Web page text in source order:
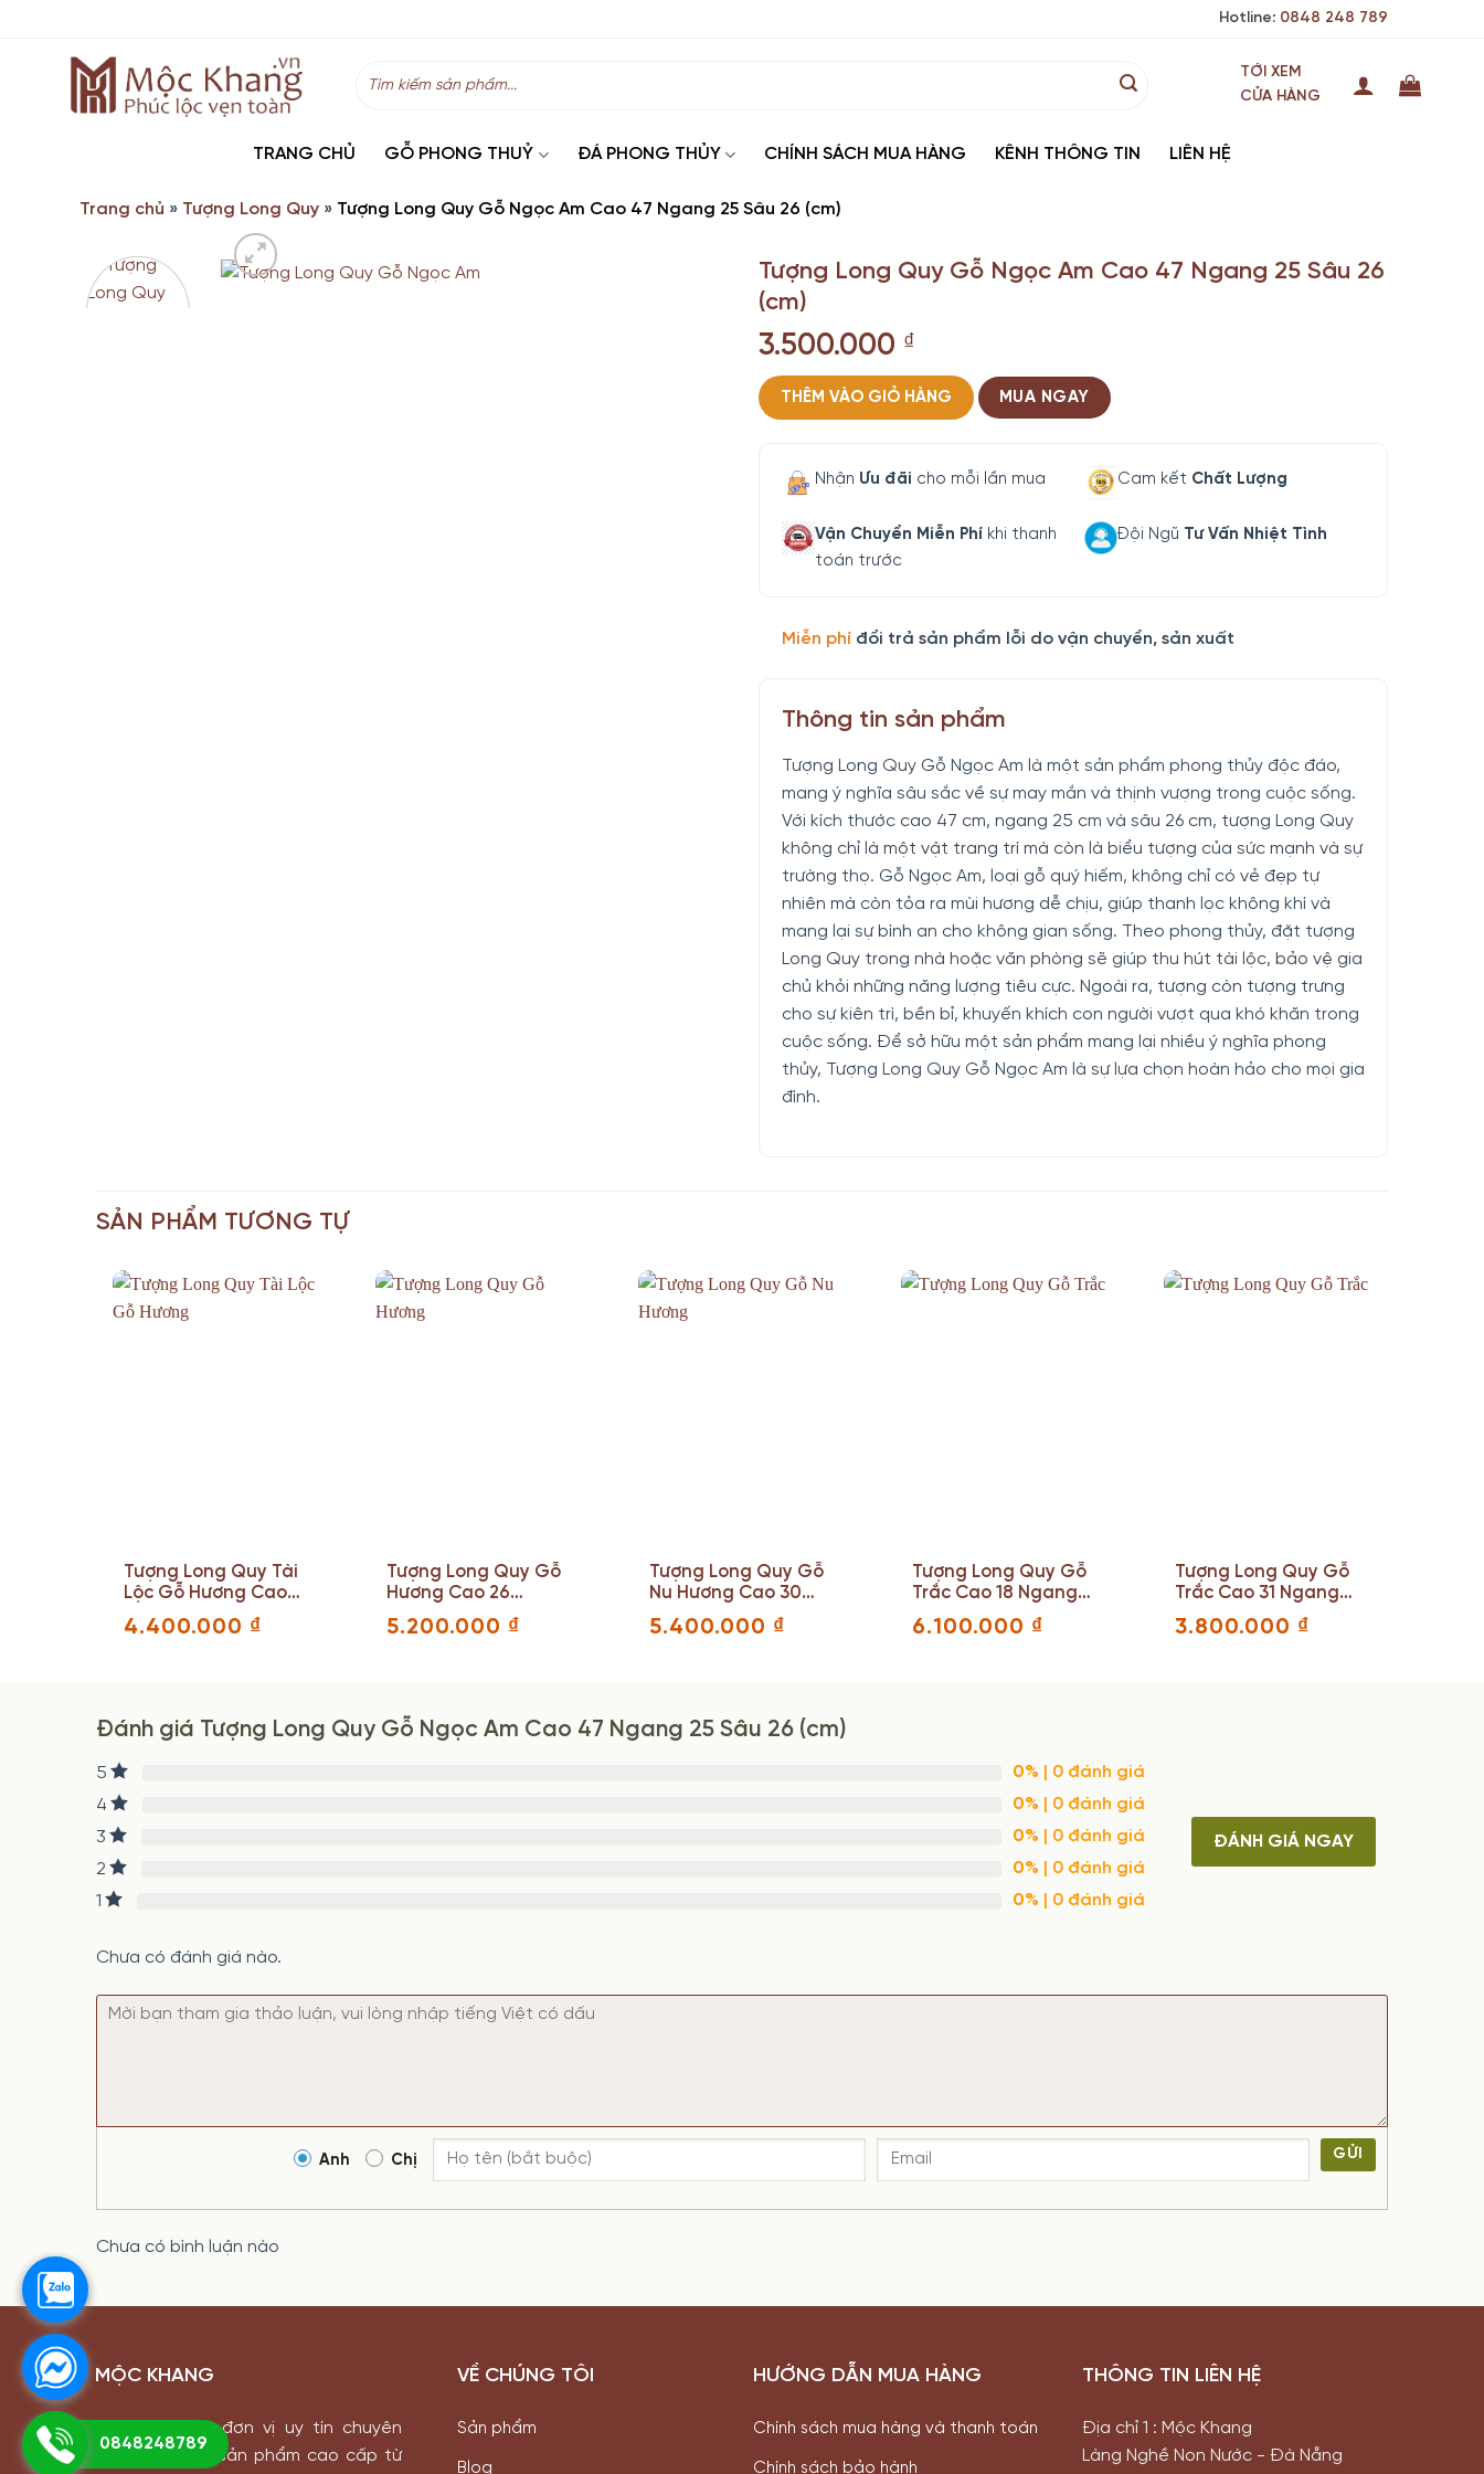
Hotline: 0848 248 789
kiếm:
TỚI XEM
CỬA HÀNG
TRANG CHỦ GỖ PHONG THUỶ ĐÁ PHONG THỦY CHÍNH SÁCH MUA HÀNG KÊNH THÔNG TIN LIÊN HỆ
Trang chủ » Tượng Long Quy » Tượng Long Quy Gỗ Ngọc Am Cao 47 Ngang 25 Sâu 26 (cm)
Tượng Long Quy Gỗ Ngọc Am Cao 47 Ngang 25 Sâu 26
(cm)
3.500.000 ₫
THÊM VÀO GIỎ HÀNG MUA NGAY
Nhận Ưu đãi cho mỗi lần mua Cam kết Chất Lượng
Vận Chuyển Miễn Phí khi thanh
toán trước
Đội Ngũ Tư Vấn Nhiệt Tình
Miễn phí đổi trả sản phẩm lỗi do vận chuyển, sản xuất
Thông tin sản phẩm
Tượng Long Quy Gỗ Ngọc Am là một sản phẩm phong thủy độc đáo,
mang ý nghĩa sâu sắc về sự may mắn và thịnh vượng trong cuộc sống.
Với kích thước cao 47 cm, ngang 25 cm và sâu 26 cm, tượng Long Quy
không chỉ là một vật trang trí mà còn là biểu tượng của sức mạnh và sự
trường thọ. Gỗ Ngọc Am, loại gỗ quý hiếm, không chỉ có vẻ đẹp tự
nhiên mà còn tỏa ra mùi hương dễ chịu, giúp thanh lọc không khí và
mang lại sự bình an cho không gian sống. Theo phong thủy, đặt tượng
Long Quy trong nhà hoặc văn phòng sẽ giúp thu hút tài lộc, bảo vệ gia
chủ khỏi những năng lượng tiêu cực. Ngoài ra, tượng còn tượng trưng
cho sự kiên trì, bền bỉ, khuyến khích con người vượt qua khó khăn trong
cuộc sống. Để sở hữu một sản phẩm mang lại nhiều ý nghĩa phong
thủy, Tượng Long Quy Gỗ Ngọc Am là sự lựa chọn hoàn hảo cho mọi gia
đình.
SẢN PHẨM TƯƠNG TỰ
Tượng Long Quy Tài
Lộc Gỗ Hương Cao
36 Ngang 28 Sâu
25(cm)
4.400.000 ₫
Tượng Long Quy Gỗ
Hương Cao 26
Ngang 59 Sâu 30
(cm)
5.200.000 ₫
Tượng Long Quy Gỗ
Nu Hương Cao 30
Ngang 55 Sâu 29
(cm)
5.400.000 ₫
Tượng Long Quy Gỗ
Trắc Cao 18 Ngang
24 Sâu 14 (cm)
6.100.000 ₫
Tượng Long Quy Gỗ
Trắc Cao 31 Ngang
16 Sâu 14,5 (cm)
3.800.000 ₫
Đánh giá Tượng Long Quy Gỗ Ngọc Am Cao 47 Ngang 25 Sâu 26 (cm)
5 0% | 0 đánh giá
4
0% | 0 đánh giá
3
0% | 0 đánh giá
2
0% | 0 đánh giá
1
0% | 0 đánh giá
ĐÁNH GIÁ NGAY
Chưa có đánh giá nào.
Anh Chị GỬI
Chưa có bình luận nào
MỘC KHANG
Mộc Khang là đơn vị uy tín chuyên
cung cấp các sản phẩm cao cấp từ
VỀ CHÚNG TÔI
Sản phẩm
Blog
HƯỚNG DẪN MUA HÀNG
Chính sách mua hàng và thanh toán
Chính sách bảo hành
THÔNG TIN LIÊN HỆ
Địa chỉ 1 : Mộc Khang
Làng Nghề Non Nước - Đà Nẵng
0848248789